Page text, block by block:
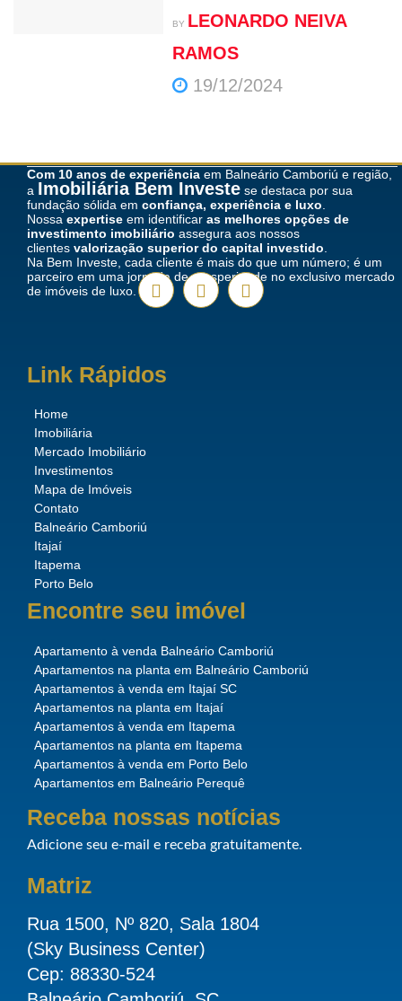
BY LEONARDO NEIVA
RAMOS
19/12/2024
Com 10 anos de experiência em Balneário Camboriú e região,
a Imobiliária Bem Investe se destaca por sua
fundação sólida em confiança, experiência e luxo
Nossa expertise em identificar as melhores opções de
investimento imobiliário assegura aos nossos
clientes valorização superior do capital investido
Na Bem Investe, cada cliente é mais do que um número; é um
parceiro em uma jornada de prosperidade no exclusivo mercado
de imóveis de luxo.
Link Rápidos
Home
Imobiliária
Mercado Imobiliário
Investimentos
Mapa de Imóveis
Contato
Balneário Camboriú
Itajaí
Itapema
Porto Belo
Encontre seu imóvel
Apartamento à venda Balneário Camboriú
Apartamentos na planta em Balneário Camboriú
Apartamentos à venda em Itajaí SC
Apartamentos na planta em Itajaí
Apartamentos à venda em Itapema
Apartamentos na planta em Itapema
Apartamentos à venda em Porto Belo
Apartamentos em Balneário Perequê
Receba nossas notícias
Adicione seu e-mail e receba gratuitamente.
Matriz
Rua 1500, Nº 820, Sala 1804
(Sky Business Center)
Cep: 88330-524